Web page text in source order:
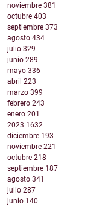
noviembre 381
octubre 403
septiembre 373
agosto 434
julio 329
junio 289
mayo 336
abril 223
marzo 399
febrero 243
enero 201
2023 1632
diciembre 193
noviembre 221
octubre 218
septiembre 187
agosto 341
julio 287
junio 140